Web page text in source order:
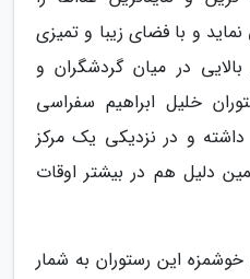
و با فضای زیبا و تمیزی
در میان گردشگران و
خلیل ابراهیم سفراسی
و در نزدیکی یک مرکز
دلیل هم در بیشتر اوقات
این رستوران به شمار